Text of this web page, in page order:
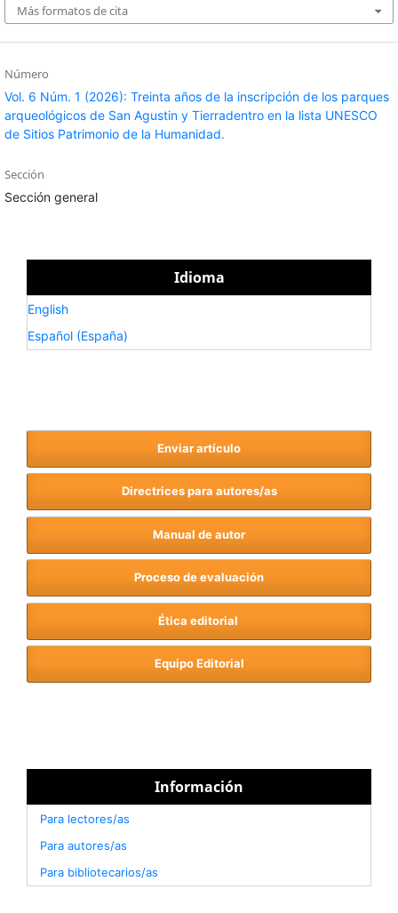
Más formatos de cita
Número
Vol. 6 Núm. 1 (2026): Treinta años de la inscripción de los parques
arqueológicos de San Agustin y Tierradentro en la lista UNESCO
de Sitios Patrimonio de la Humanidad.
Sección
Sección general
Idioma
English
Español (España)
Enviar artículo
Directrices para autores/as
Manual de autor
Proceso de evaluación
Ética editorial
Equipo Editorial
Información
Para lectores/as
Para autores/as
Para bibliotecarios/as